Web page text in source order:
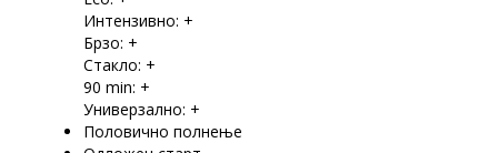
Интензивно: +
Брзо: +
Стакло: +
90 min: +
Универзално: +
Половично полнење